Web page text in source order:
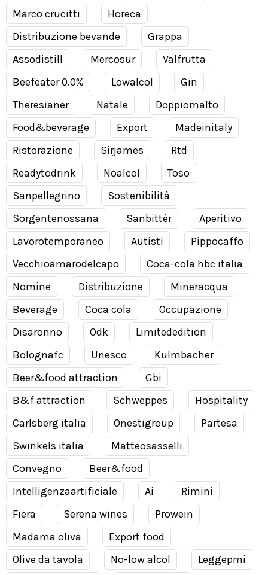
Marco crucitti
Horeca
Distribuzione bevande
Grappa
Assodistill
Mercosur
Valfrutta
Beefeater 0.0%
Lowalcol
Gin
Theresianer
Natale
Doppiomalto
Food&beverage
Export
Madeinitaly
Ristorazione
Sirjames
Rtd
Readytodrink
Noalcol
Toso
Sanpellegrino
Sostenibilità
Sorgentenossana
Sanbittèr
Aperitivo
Lavorotemporaneo
Autisti
Pippocaffo
Vecchioamarodelcapo
Coca-cola hbc italia
Nomine
Distribuzione
Mineracqua
Beverage
Coca cola
Occupazione
Disaronno
Odk
Limitededition
Bolognafc
Unesco
Kulmbacher
Beer&food attraction
Gbi
B&f attraction
Schweppes
Hospitality
Carlsberg italia
Onestigroup
Partesa
Swinkels italia
Matteosasselli
Convegno
Beer&food
Intelligenzaartificiale
Ai
Rimini
Fiera
Serena wines
Prowein
Madama oliva
Export food
Olive da tavola
No-low alcol
Leggepmi